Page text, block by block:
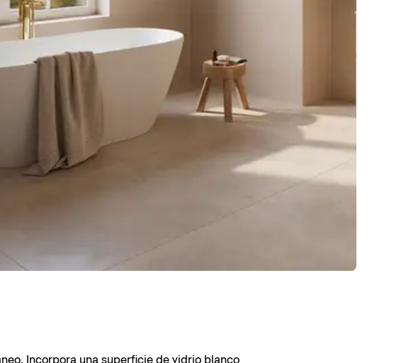
Incorpora una superficie de vidrio blanco